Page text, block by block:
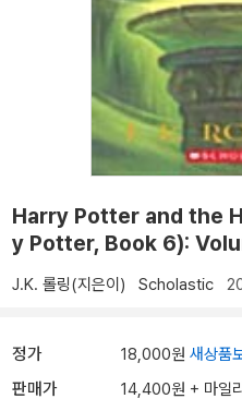
Harry Potter and the
y Potter, Book 6):
J.K. 롤링(지은이) Scholastic
정가 18,000원 새상품
판매가 14,400원 + 마일